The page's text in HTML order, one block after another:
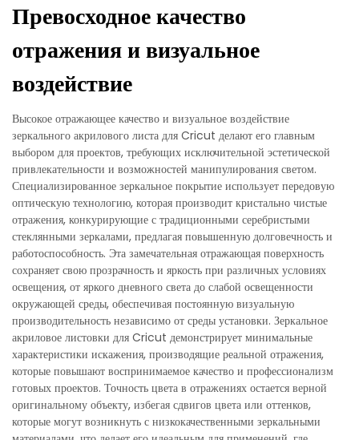
Превосходное качество
отражения и визуальное
воздействие
Высокое отражающее качество и визуальное воздействие
зеркального акрилового листа для Cricut делают его главным
выбором для проектов, требующих исключительной эстетической
привлекательности и возможностей манипулирования светом.
Специализированное зеркальное покрытие использует передовую
оптическую технологию, которая производит кристально чистые
отражения, конкурирующие с традиционными серебристыми
стеклянными зеркалами, предлагая повышенную долговечность и
работоспособность. Эта замечательная отражающая поверхность
сохраняет свою прозрачность и яркость при различных условиях
освещения, от яркого дневного света до слабой освещенности
окружающей среды, обеспечивая постоянную визуальную
производительность независимо от среды установки. Зеркальное
акриловое листовки для Cricut демонстрирует минимальные
характеристики искажения, производящие реальной отражения,
которые повышают воспринимаемое качество и профессионализм
готовых проектов. Точность цвета в отражениях остается верной
оригинальному объекту, избегая сдвигов цвета или оттенков,
которые могут возникнуть с низкокачественными зеркальными